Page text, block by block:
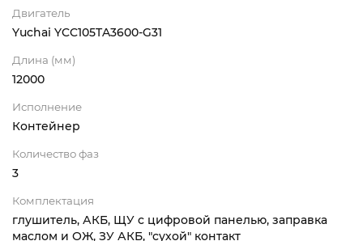
Двигатель
Yuchai YCC105TA3600-G31
Длина (мм)
12000
Исполнение
Контейнер
Количество фаз
3
Комплектация
глушитель, АКБ, ЩУ с цифровой панелью, заправка
маслом и ОЖ, ЗУ АКБ, "сухой" контакт